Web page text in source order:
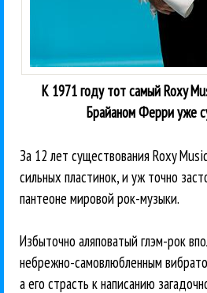
К 1971 году тот самый Roxy
Брайаном Ферри уже
За 12 лет существования Roxy
сильных пластинок, и уж точно
пантеоне мировой рок-музыки.
Избыточно аляповатый глэм-рок
небрежно-самовлюбленным
а его страсть к написанию